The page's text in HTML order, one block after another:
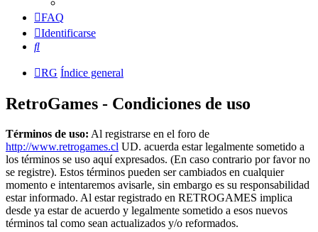
FAQ
Identificarse
Buscar
RG Índice general
RetroGames - Condiciones de uso
Términos de uso: Al registrarse en el foro de
http://www.retrogames.cl UD. acuerda estar legalmente sometido a
los términos se uso aquí expresados. (En caso contrario por favor no
se registre). Estos términos pueden ser cambiados en cualquier
momento e intentaremos avisarle, sin embargo es su responsabilidad
estar informado. Al estar registrado en RETROGAMES implica
desde ya estar de acuerdo y legalmente sometido a esos nuevos
términos tal como sean actualizados y/o reformados.